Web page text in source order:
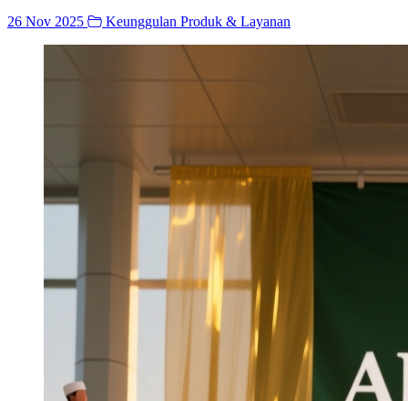
26 Nov 2025
Keunggulan Produk & Layanan